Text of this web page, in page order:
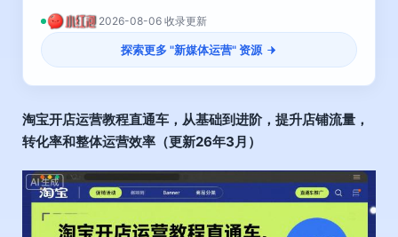
2026-08-06 收录更新
探索更多 "新媒体运营" 资源
淘宝开店运营教程直通车 ，从基础到进阶，提升店铺流量，
转化率和整体运营效率（更新26年3月）